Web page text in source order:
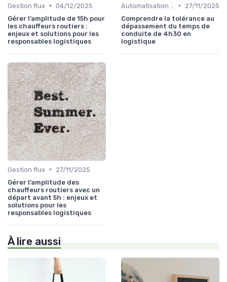
Gestion flux • 04/12/2025
Gérer l’amplitude de 15h pour
les chauffeurs routiers :
enjeux et solutions pour les
responsables logistiques
•
27/11/2025
Comprendre la tolérance au
dépassement du temps de
conduite de 4h30 en
logistique
Gestion flux •
27/11/2025
Gérer l’amplitude des
chauffeurs routiers avec un
départ avant 5h : enjeux et
solutions pour les
responsables logistiques
À lire aussi